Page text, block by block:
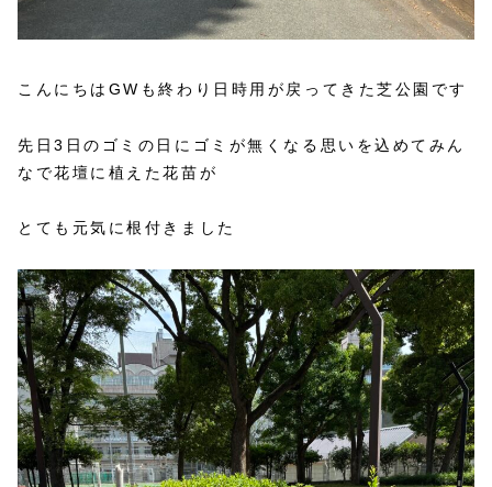
こんにちはGWも終わり日時用が戻ってきた芝公園です
先日3日のゴミの日にゴミが無くなる思いを込めてみん
なで花壇に植えた花苗が
とても元気に根付きました